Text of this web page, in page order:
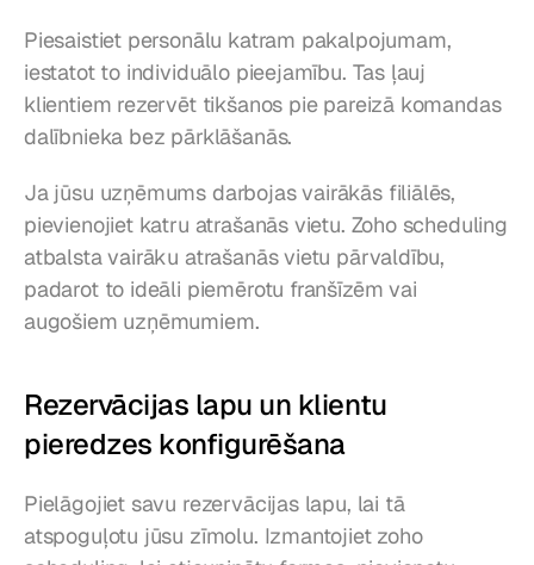
Piesaistiet personālu katram pakalpojumam,
iestatot to individuālo pieejamību. Tas ļauj
klientiem rezervēt tikšanos pie pareizā komandas
dalībnieka bez pārklāšanās.
Ja jūsu uzņēmums darbojas vairākās filiālēs,
pievienojiet katru atrašanās vietu. Zoho scheduling
atbalsta vairāku atrašanās vietu pārvaldību,
padarot to ideāli piemērotu franšīzēm vai
augošiem uzņēmumiem.
Rezervācijas lapu un klientu
pieredzes konfigurēšana
Pielāgojiet savu rezervācijas lapu, lai tā
atspoguļotu jūsu zīmolu. Izmantojiet zoho